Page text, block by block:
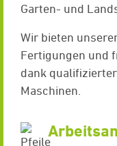
Garten- und
Wir bieten
Fertigungen und
dank
Maschinen.